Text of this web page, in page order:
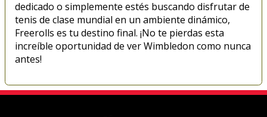
dedicado o simplemente estés buscando disfrutar de
tenis de clase mundial en un ambiente dinámico,
Freerolls es tu destino final. ¡No te pierdas esta
increíble oportunidad de ver Wimbledon como nunca
antes!